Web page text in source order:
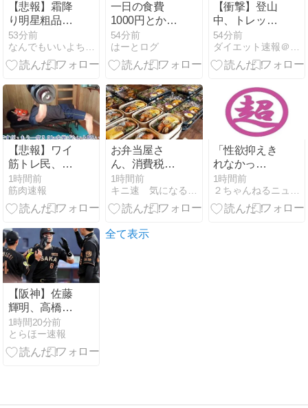
【悲報】霜降
り明星粗品さ
ん、後輩芸人
のファンから
苦言を呈され
53分前
一日の食費
1000円とかい
う不可能な生
活
54分前
はーとログ
【衝撃】登山
中、トレッキ
ングポールが
体に突き刺さ
った男性、自
54分前
【悲報】ワイ
筋トレ民、ダ
ンベルベンチ
プレス30kgで
きるようにな
マッチョじゃ
なくて泣く
1時間前
筋肉速報
お弁当屋さ
ん、消費税が
１％になって
も価格は据え
置く決意ｗｗ
1時間前
「性欲抑えき
れなかっ
た」“カッタ
ー”で脅し女子
中学生を性的
1時間前
【阪神】佐藤
輝明、高橋宏
斗から先制23
号2ラン！京
セラドームは
1時間20分前
とらほー速報
全て表示